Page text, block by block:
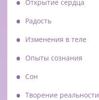
Открытие сердца
Радость
Изменения в теле
Опыты сознания
Сон
Творение реальности